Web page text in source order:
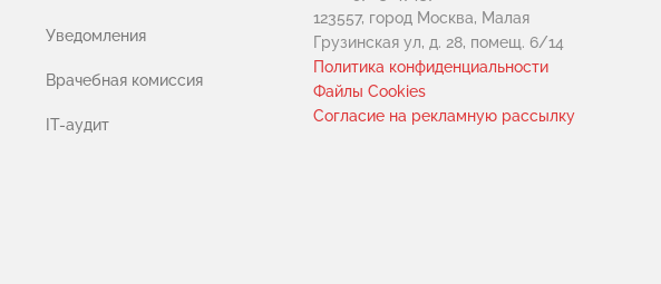
Уведомления
Врачебная комиссия
IT-аудит
123557, город Москва, Малая
Грузинская ул, д. 28, помещ. 6/14
Политика конфиденциальности
Файлы Cookies
Cогласие на рекламную рассылку